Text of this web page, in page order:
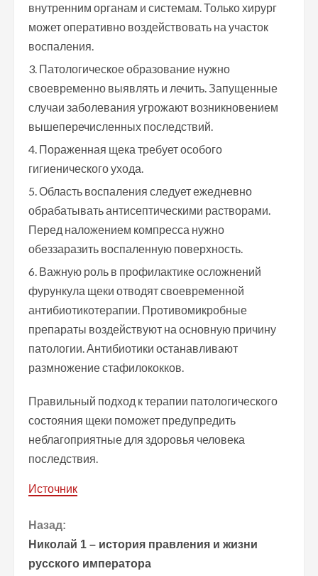
внутренним органам и системам. Только хирург
может оперативно воздействовать на участок
воспаления.
Патологическое образование нужно
своевременно выявлять и лечить. Запущенные
случаи заболевания угрожают возникновением
вышеперечисленных последствий.
Пораженная щека требует особого
гигиенического ухода.
Область воспаления следует ежедневно
обрабатывать антисептическими растворами.
Перед наложением компресса нужно
обеззаразить воспаленную поверхность.
Важную роль в профилактике осложнений
фурункула щеки отводят своевременной
антибиотикотерапии. Противомикробные
препараты воздействуют на основную причину
патологии. Антибиотики останавливают
размножение стафилококков.
Правильный подход к терапии патологического
состояния щеки поможет предупредить
неблагоприятные для здоровья человека
последствия.
Источник
П
р
Назад:
Николай 1 – история правления и жизни
русского императора